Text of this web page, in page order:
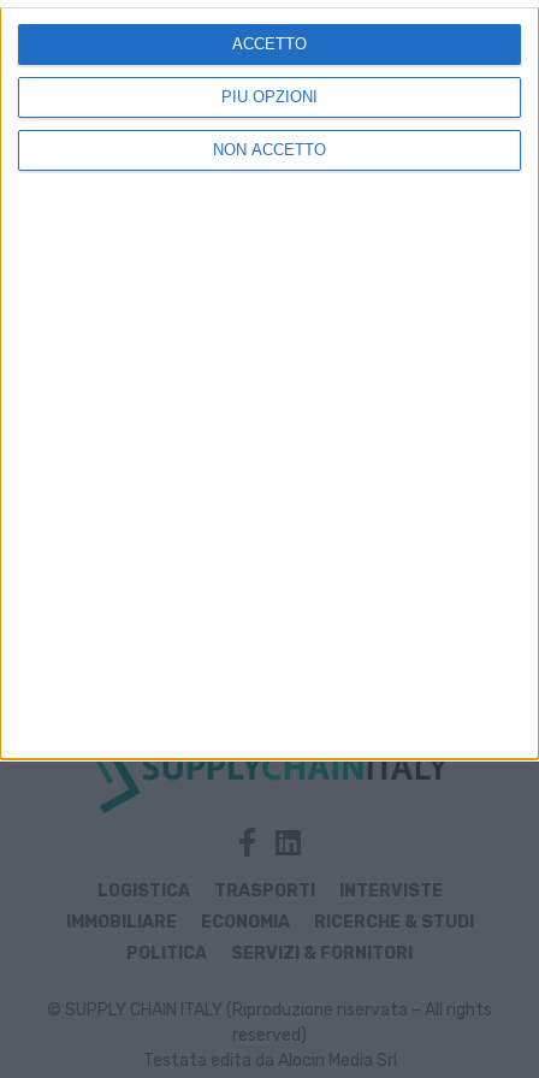
PIÙ OPZIONI
NON ACCETTO
ACCETTO
ISCRIVITI
Dichiaro di aver letto e compreso l'informativa sulla privacy e
di dare il mio consenso alla ricezione di promozioni commerciali
LOGISTICA TRASPORTI
INTERVISTE
IMMOBILIARE
ECONOMIA
RICERCHE & STUDI
POLITICA
SERVIZI & FORNITORI
© SUPPLY CHAIN ITALY (Riproduzione riservata – All rights
reserved)
Testata edita da Alocin Media Srl